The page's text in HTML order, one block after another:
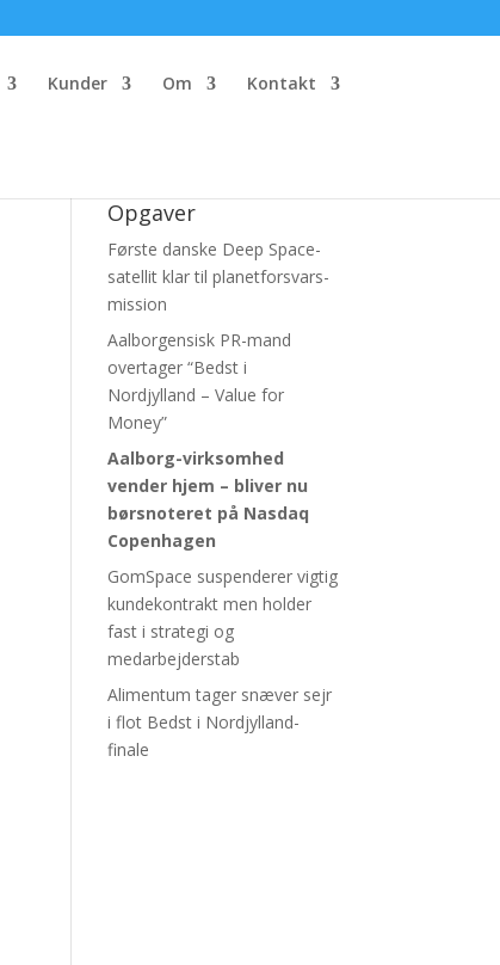
Kunder Om Kontakt
Opgaver
Første danske Deep Space-
satellit klar til planetforsvars-
mission
Aalborgensisk PR-mand
overtager “Bedst i
Nordjylland – Value for
Money”
Aalborg-virksomhed
vender hjem – bliver nu
børsnoteret på Nasdaq
Copenhagen
GomSpace suspenderer vigtig
kundekontrakt men holder
fast i strategi og
medarbejderstab
Alimentum tager snæver sejr
i flot Bedst i Nordjylland-
finale